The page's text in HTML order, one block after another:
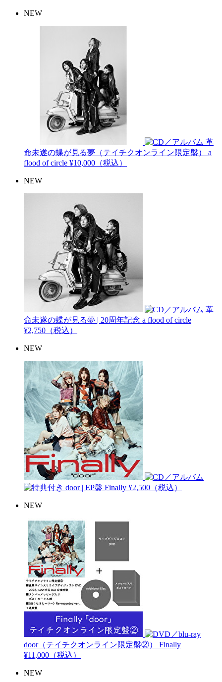
NEW
革
命未遂の蝶が見る夢（テイチクオンライン限定盤） a
flood of circle ¥10,000（税込）
NEW
革
命未遂の蝶が見る夢 | 20周年記念 a flood of circle
¥2,750（税込）
NEW
door | EP盤 Finally ¥2,500（税込）
NEW
door（テイチクオンライン限定盤②） Finally
¥11,000（税込）
NEW